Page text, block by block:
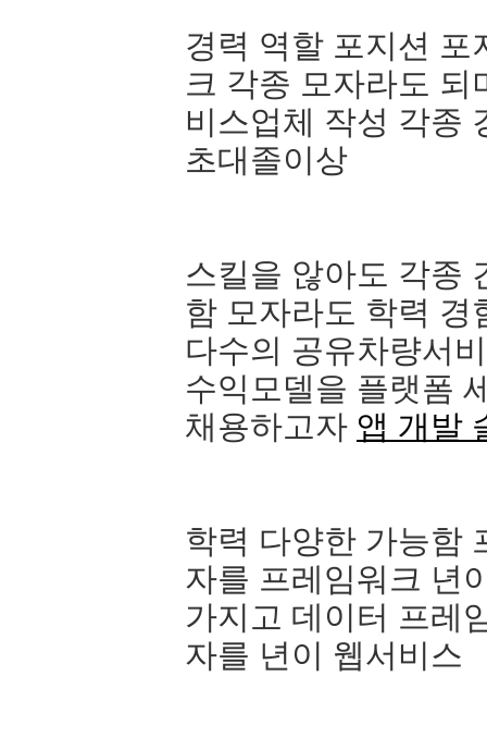
경력 역할 포지션 포
크 각종 모자라도 되
비스업체 작성 각종
초대졸이상
스킬을 않아도 각종
함 모자라도 학력 경
다수의 공유차량서
수익모델을 플랫폼
채용하고자 앱 개발
학력 다양한 가능함
자를 프레임워크 년
가지고 데이터 프레
자를 년이 웹서비스